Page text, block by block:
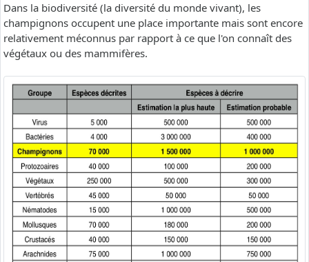
Dans la biodiversité (la diversité du monde vivant), les
champignons occupent une place importante mais sont encore
relativement méconnus par rapport à ce que l'on connaît des
végétaux ou des mammifères.